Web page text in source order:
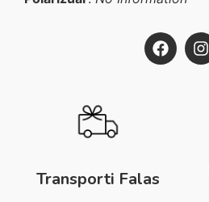
Transporti Falas